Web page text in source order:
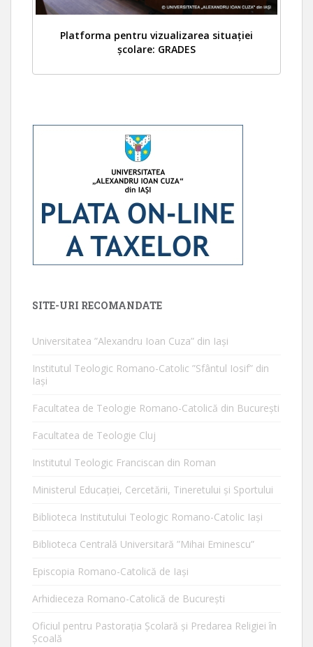
Platforma pentru vizualizarea situației
școlare: GRADES
SITE-URI RECOMANDATE
Universitatea ”Alexandru Ioan Cuza” din Iaşi
Institutul Teologic Romano-Catolic ”Sfântul Iosif” din
Iaşi
Facultatea de Teologie Romano-Catolică din Bucureşti
Facultatea de Teologie Cluj
Institutul Teologic Franciscan din Roman
Ministerul Educaţiei, Cercetării, Tineretului şi Sportului
Biblioteca Institutului Teologic Romano-Catolic Iaşi
Biblioteca Centrală Universitară ”Mihai Eminescu”
Episcopia Romano-Catolică de Iaşi
Arhidieceza Romano-Catolică de Bucureşti
Oficiul pentru Pastorația Școlară și Predarea Religiei în
Școală